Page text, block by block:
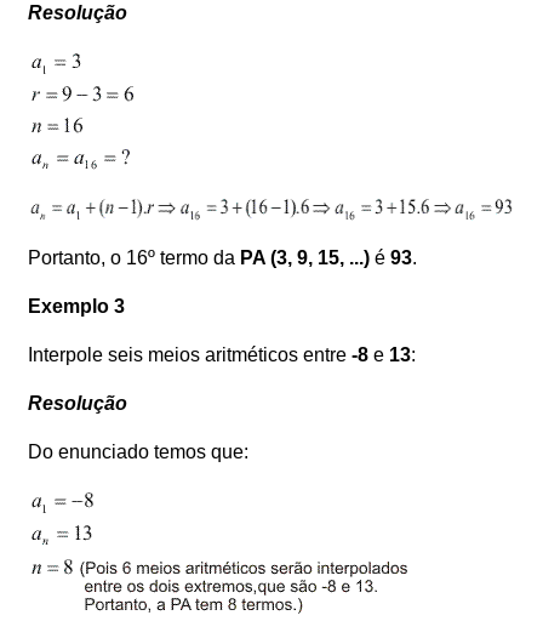
Resolução
Portanto, o 16º termo da PA (3, 9, 15, ...) é93.
Exemplo 3
Interpole seis meios aritméticos entre -8 e 13:
Resolução
Do enunciado temos que: